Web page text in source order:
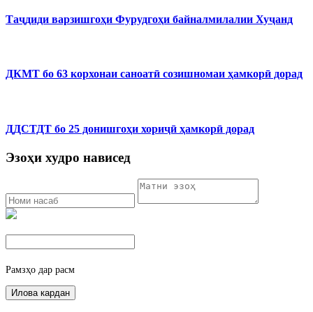
Таҷдиди варзишгоҳи Фурудгоҳи байналмилалии Хуҷанд
ДКМТ бо 63 корхонаи саноатӣ созишномаи ҳамкорӣ дорад
ДДСТДТ бо 25 донишгоҳи хориҷӣ ҳамкорӣ дорад
Эзоҳи худро нависед
Рамзҳо дар расм